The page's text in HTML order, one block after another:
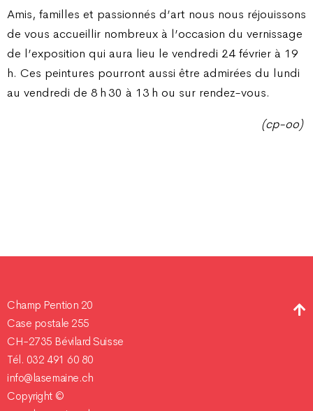
Amis, familles et passionnés d’art nous nous réjouissons
de vous accueillir nombreux à l’occasion du vernissage
de l’exposition qui aura lieu le vendredi 24 février à 19
h. Ces peintures pourront aussi être admirées du lundi
au vendredi de 8 h 30 à 13 h ou sur rendez-vous.
(cp-oo)
Champ Pention 20
Case postale 255
CH-2735 Bévilard Suisse
Tél. 032 491 60 80
info@lasemaine.ch
Copyright ©